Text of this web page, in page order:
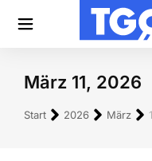
März 11, 2026
Sie befinden sich
Start 2026 März